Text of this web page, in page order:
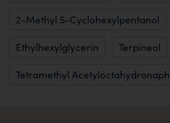
2-Methyl 5-Cyclohexylpentanol
Ethylhexylglycerin Terpineol
Tetramethyl